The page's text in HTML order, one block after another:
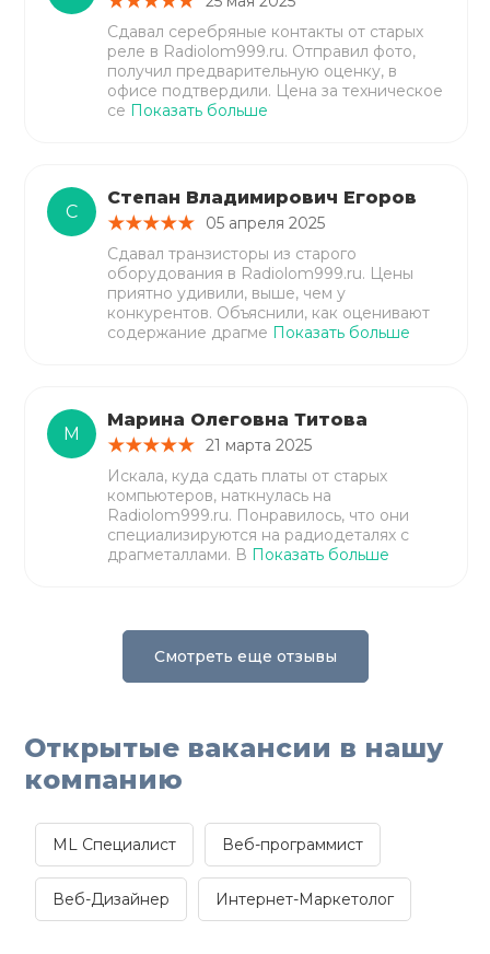
Сдавал серебряные контакты от старых
реле в Radiolom999.ru. Отправил фото,
получил предварительную оценку, в
офисе подтвердили. Цена за техническое
се Показать больше
С
Степан Владимирович Егоров
05 апреля 2025
Сдавал транзисторы из старого
оборудования в Radiolom999.ru. Цены
приятно удивили, выше, чем у
конкурентов. Объяснили, как оценивают
содержание драгме Показать больше
М
Марина Олеговна Титова
21 марта 2025
Искала, куда сдать платы от старых
компьютеров, наткнулась на
Radiolom999.ru. Понравилось, что они
специализируются на радиодеталях с
драгметаллами. В Показать больше
Смотреть еще отзывы
Открытые вакансии в нашу
компанию
ML Специалист Веб-программист
Веб-Дизайнер Интернет-Маркетолог